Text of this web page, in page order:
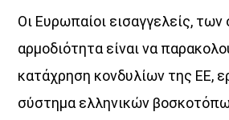
Οι Ευρωπαίοι εισαγγελείς, των
αρµοδιότητα είναι να
κατάχρηση κονδυλίων της ΕΕ,
σύστηµα ελληνικών